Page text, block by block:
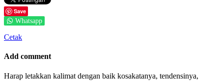
Save
Whatsapp
Cetak
Add comment
Harap letakkan kalimat dengan baik kosakatanya, tendensinya,